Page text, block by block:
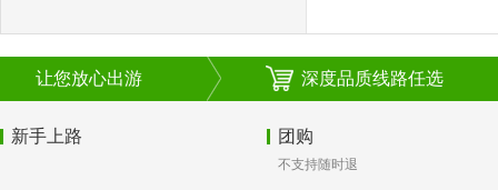
让您放心出游 深度品质线路任选
新手上路 团购
不支持随时退